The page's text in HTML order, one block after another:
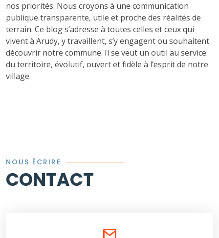
nos priorités. Nous croyons à une communication
publique transparente, utile et proche des réalités de
terrain. Ce blog s’adresse à toutes celles et ceux qui
vivent à Arudy, y travaillent, s’y engagent ou souhaitent
découvrir notre commune. Il se veut un outil au service
du territoire, évolutif, ouvert et fidèle à l’esprit de notre
village.
NOUS ÉCRIRE
CONTACT